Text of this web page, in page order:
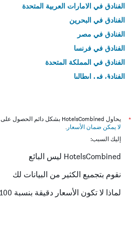
الفنادق في الامارات العربية المتحدة
الفنادق في البحرين
الفنادق في مصر
الفنادق في فرنسا
الفنادق في المملكة المتحدة
الفنادق في إيطاليا
*
يحاول HotelsCombined بشكل دائم الحصول على الأسعار الدقيقة، ولكن
لا يمكن ضمان الأسعار .
إليك السبب:
HotelsCombined ليس البائع
نقوم بتجميع الكثير من البيانات لك
لماذا لا تكون الأسعار دقيقة بنسبة 100٪؟